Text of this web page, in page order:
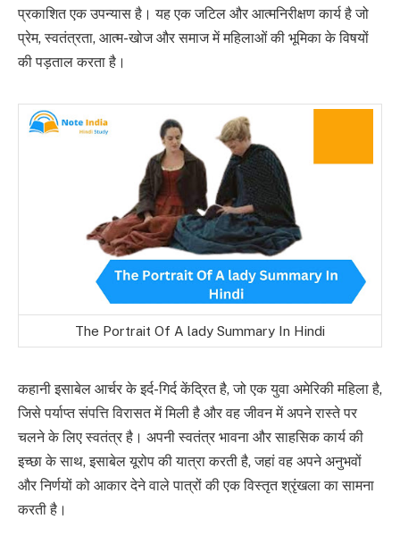
प्रकाशित एक उपन्यास है। यह एक जटिल और आत्मनिरीक्षण कार्य है जो
प्रेम, स्वतंत्रता, आत्म-खोज और समाज में महिलाओं की भूमिका के विषयों
की पड़ताल करता है।
The Portrait Of A lady Summary In Hindi
कहानी इसाबेल आर्चर के इर्द-गिर्द केंद्रित है, जो एक युवा अमेरिकी महिला है,
जिसे पर्याप्त संपत्ति विरासत में मिली है और वह जीवन में अपने रास्ते पर
चलने के लिए स्वतंत्र है। अपनी स्वतंत्र भावना और साहसिक कार्य की
इच्छा के साथ, इसाबेल यूरोप की यात्रा करती है, जहां वह अपने अनुभवों
और निर्णयों को आकार देने वाले पात्रों की एक विस्तृत श्रृंखला का सामना
करती है।